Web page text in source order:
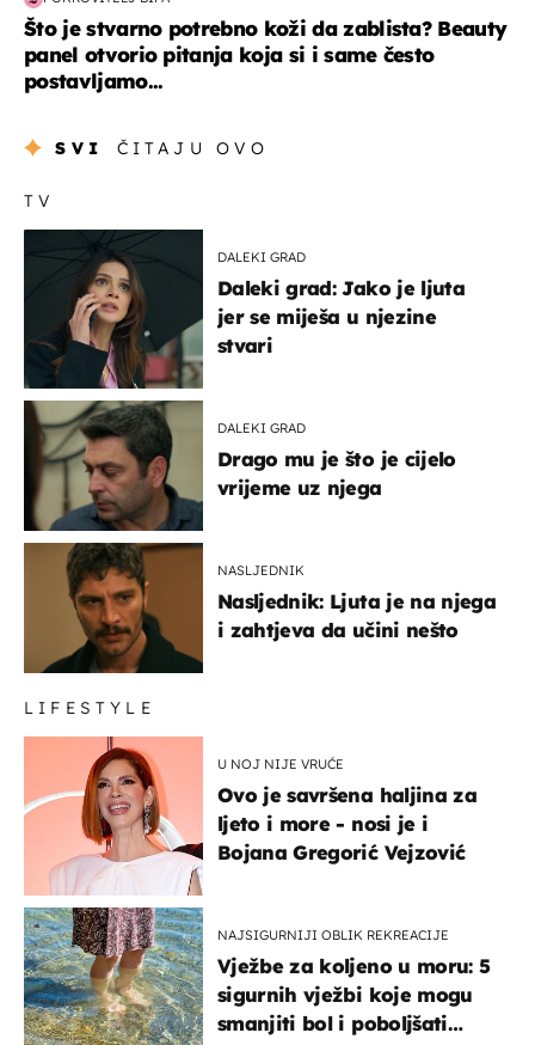
Što je stvarno potrebno koži da zablista? Beauty
panel otvorio pitanja koja si i same često
postavljamo...
SVI ČITAJU OVO
TV
DALEKI GRAD
Daleki grad: Jako je ljuta
jer se miješa u njezine
stvari
DALEKI GRAD
Drago mu je što je cijelo
vrijeme uz njega
NASLJEDNIK
Nasljednik: Ljuta je na njega
i zahtjeva da učini nešto
LIFESTYLE
U NOJ NIJE VRUĆE
Ovo je savršena haljina za
ljeto i more - nosi je i
Bojana Gregorić Vejzović
NAJSIGURNIJI OBLIK REKREACIJE
Vježbe za koljeno u moru: 5
sigurnih vježbi koje mogu
smanjiti bol i poboljšati